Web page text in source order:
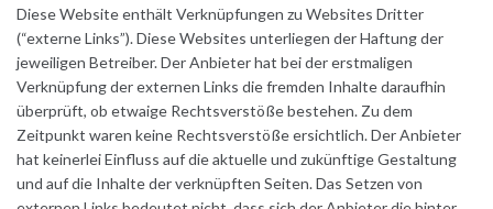
Diese Website enthält Verknüpfungen zu Websites Dritter
(“externe Links”). Diese Websites unterliegen der Haftung der
jeweiligen Betreiber. Der Anbieter hat bei der erstmaligen
Verknüpfung der externen Links die fremden Inhalte daraufhin
überprüft, ob etwaige Rechtsverstöße bestehen. Zu dem
Zeitpunkt waren keine Rechtsverstöße ersichtlich. Der Anbieter
hat keinerlei Einfluss auf die aktuelle und zukünftige Gestaltung
und auf die Inhalte der verknüpften Seiten. Das Setzen von